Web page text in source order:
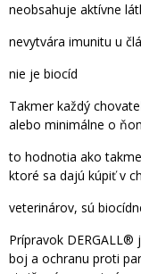
neobsahuje aktívne
nevytvára imunitu u
nie je biocíd
Takmer každý
alebo minimálne o
to hodnotia ako
ktoré sa dajú kúpiť v
veterinárov, sú
Prípravok
boj a ochranu proti